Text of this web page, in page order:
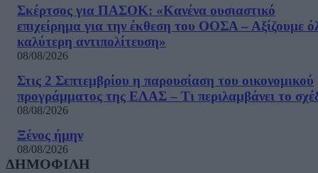
Σκέρτσος για ΠΑΣΟΚ: «Κανένα ουσιαστικό
επιχείρημα για την έκθεση του ΟΟΣΑ – Αξίζουμε
καλύτερη αντιπολίτευση»
08/08/2026
Στις 2 Σεπτεμβρίου η παρουσίαση του οικονομικού
προγράμματος της ΕΛΑΣ – Τι περιλαμβάνει το
08/08/2026
Ξένος ήμην
08/08/2026
ΔΗΜΟΦΙΛΗ